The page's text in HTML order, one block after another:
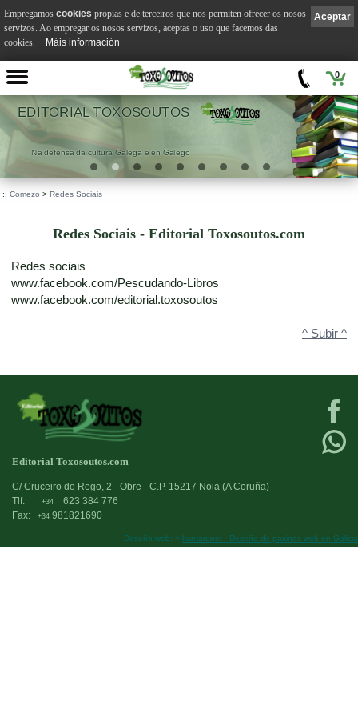
0
VILA SUÁREZ
:: Comezo > Redes Sociais
Redes Sociais - Editorial Toxosoutos.com
Redes sociais
www.facebook.com/Pescudando-Libros
www.facebook.com/editorial.toxosoutos
^ Subir ^
Editorial Toxosoutos.com
C/ Cruceiro do Rego, 2 - Obre - C.P. 15217 Noia (A Coruña)
Tlf:
+34
623 384 776
Fax:
+34 981821690
Deseño web:-> kantaronet - Deseño de páxinas web en Galicia
Aceptar
Empregamos cookies propias e de terceiros que nos permiten ofrecer os nosos
servizos. Ao empregar os nosos servizos, aceptas o uso que facemos das
cookies.
Máis información